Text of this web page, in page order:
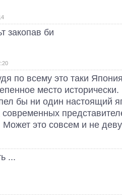
закопав би
по всему это таки
место
бы ни один настоящий
современных
это совсем и не
...